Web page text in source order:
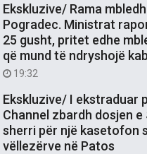
Ekskluzive/ Rama
Pogradec. Ministrat
25 gusht, pritet edhe
që mund të ndryshojë
19:32
Ekskluzive/ I ekstraduar
Channel zbardh dosjen e
sherri për një kasetofon
vëllezërve në Patos